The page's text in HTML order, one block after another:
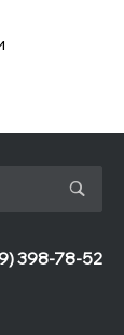
398-78-52